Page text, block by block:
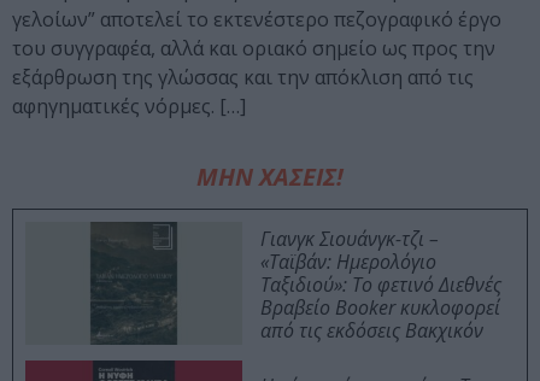
γελοίων” αποτελεί το εκτενέστερο πεζογραφικό έργο
του συγγραφέα, αλλά και οριακό σημείο ως προς την
εξάρθρωση της γλώσσας και την απόκλιση από τις
αφηγηματικές νόρμες. […]
ΜΗΝ ΧΑΣΕΙΣ!
Γιανγκ Σιουάνγκ-τζι –
«Ταϊβάν: Ημερολόγιο
Ταξιδιού»: Το φετινό Διεθνές
Βραβείο Booker κυκλοφορεί
από τις εκδόσεις Βακχικόν